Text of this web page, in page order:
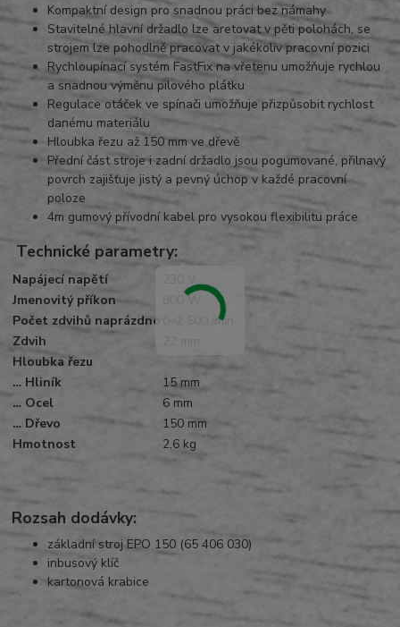
Kompaktní design pro snadnou práci bez námahy
Stavitelné hlavní držadlo lze aretovat v pěti polohách, se
strojem lze pohodlně pracovat v jakékoliv pracovní pozici
Rychloupínací systém FastFix na vřetenu umožňuje rychlou
a snadnou výměnu pilového plátku
Regulace otáček ve spínači umožňuje přizpůsobit rychlost
danému materiálu
Hloubka řezu až 150 mm ve dřevě
Přední část stroje i zadní držadlo jsou pogumované, přilnavý
povrch zajišťuje jistý a pevný úchop v každé pracovní
poloze
4m gumový přívodní kabel pro vysokou flexibilitu práce
Technické parametry:
Napájecí napětí
Jmenovitý příkon
800 W
Počet zdvihů naprázdno
0–2 500 /min
Zdvih
Hloubka řezu
… Hliník
15 mm
… Ocel
6 mm
… Dřevo
150 mm
Hmotnost
2,6 kg
Rozsah dodávky:
základní stroj EPO 150 (65 406 030)
inbusový klíč
kartonová krabice